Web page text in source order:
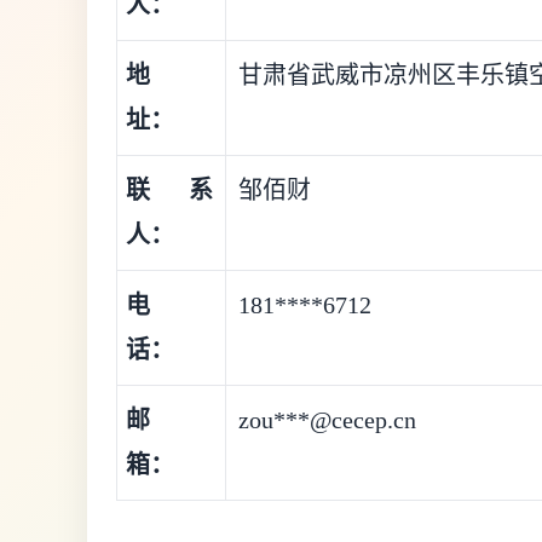
地
址：
甘肃省武威市凉州区丰乐镇
联系
人：
邹佰财
电
话：
181****6712
邮
箱：
zou***@cecep.cn